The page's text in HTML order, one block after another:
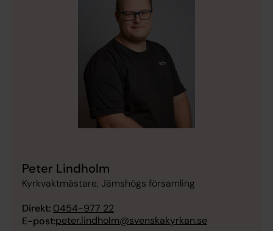
Peter Lindholm
Kyrkvaktmästare, Jämshögs församling
Direkt: 0454-977 22
E-post:peter.lindholm@svenskakyrkan.se